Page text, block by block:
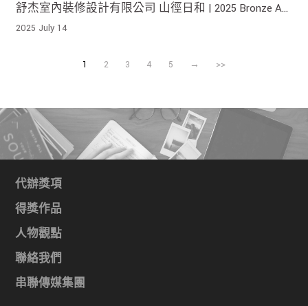
舒杰室內裝修設計有限公司 山徑日和 | 2025 Bronze A'
Design Award 榮獲銅獎 !
2025 July 14
1 2 3 4 5 → >>
代辦獎項
得獎作品
人物觀點
聯絡我們
串聯傳媒集團